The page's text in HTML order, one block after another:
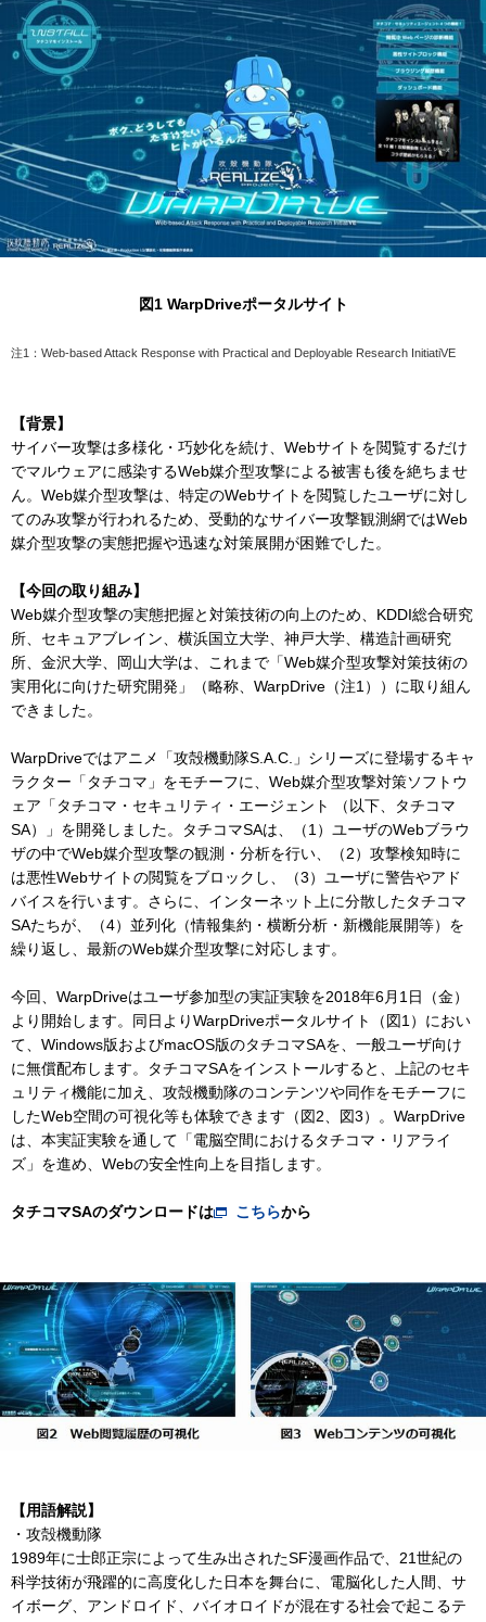
図1 WarpDriveポータルサイト
注1：Web-based Attack Response with Practical and Deployable Research InitiatiVE
【背景】
サイバー攻撃は多様化・巧妙化を続け、Webサイトを閲覧するだけ
でマルウェアに感染するWeb媒介型攻撃による被害も後を絶ちませ
ん。Web媒介型攻撃は、特定のWebサイトを閲覧したユーザに対し
てのみ攻撃が行われるため、受動的なサイバー攻撃観測網ではWeb
媒介型攻撃の実態把握や迅速な対策展開が困難でした。
【今回の取り組み】
Web媒介型攻撃の実態把握と対策技術の向上のため、KDDI総合研究
所、セキュアブレイン、横浜国立大学、神戸大学、構造計画研究
所、金沢大学、岡山大学は、これまで「Web媒介型攻撃対策技術の
実用化に向けた研究開発」（略称、WarpDrive（注1））に取り組ん
できました。
WarpDriveではアニメ「攻殻機動隊S.A.C.」シリーズに登場するキャ
ラクター「タチコマ」をモチーフに、Web媒介型攻撃対策ソフトウ
ェア「タチコマ・セキュリティ・エージェント （以下、タチコマ
SA）」を開発しました。タチコマSAは、（1）ユーザのWebブラウ
ザの中でWeb媒介型攻撃の観測・分析を行い、（2）攻撃検知時に
は悪性Webサイトの閲覧をブロックし、（3）ユーザに警告やアド
バイスを行います。さらに、インターネット上に分散したタチコマ
SAたちが、（4）並列化（情報集約・横断分析・新機能展開等）を
繰り返し、最新のWeb媒介型攻撃に対応します。
今回、WarpDriveはユーザ参加型の実証実験を2018年6月1日（金）
より開始します。同日よりWarpDriveポータルサイト（図1）におい
て、Windows版およびmacOS版のタチコマSAを、一般ユーザ向け
に無償配布します。タチコマSAをインストールすると、上記のセキ
ュリティ機能に加え、攻殻機動隊のコンテンツや同作をモチーフに
したWeb空間の可視化等も体験できます（図2、図3）。WarpDrive
は、本実証実験を通して「電脳空間におけるタチコマ・リアライ
ズ」を進め、Webの安全性向上を目指します。
タチコマSAのダウンロードは こちらから
【用語解説】
・攻殻機動隊
1989年に士郎正宗によって生み出されたSF漫画作品で、21世紀の
科学技術が飛躍的に高度化した日本を舞台に、電脳化した人間、サ
イボーグ、アンドロイド、バイオロイドが混在する社会で起こるテ